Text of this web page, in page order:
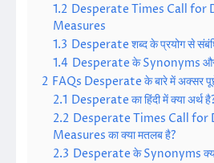
1.2 Desperate Times Call for
Measures
1.3 Desperate शब्द के प्रयोग से
1.4 Desperate के Synonyms
2 FAQs Desperate के बारे में अक्सर
2.1 Desperate का हिंदी में क्या अर्थ
2.2 Desperate Times Call for
Measures का क्या मतलब है?
2.3 Desperate के Synonyms